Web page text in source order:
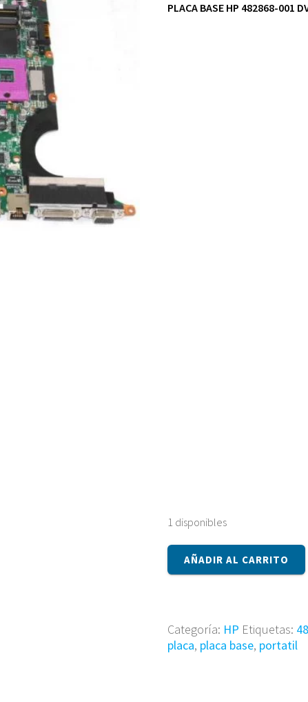
PLACA BASE HP 482868-001
1 disponibles
Placa
base
DV5
cantidad
AÑADIR AL CARRITO
Categoría: HP Etiquetas:
placa, placa base, portatil